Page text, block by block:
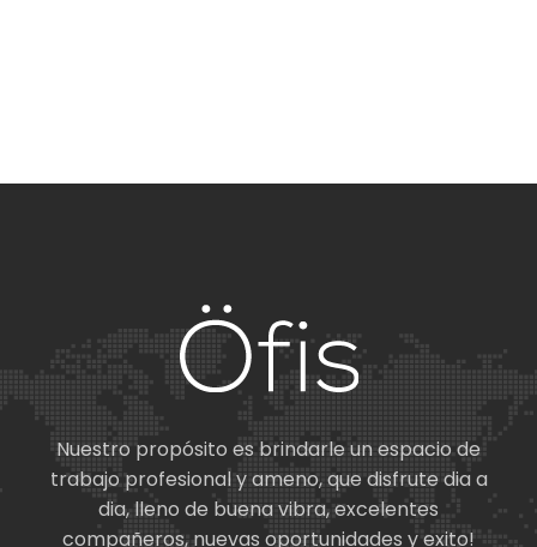
Nuestro propósito es brindarle un espacio de
trabajo profesional y ameno, que disfrute dia a
dia, lleno de buena vibra, excelentes
compañeros, nuevas oportunidades y exito!